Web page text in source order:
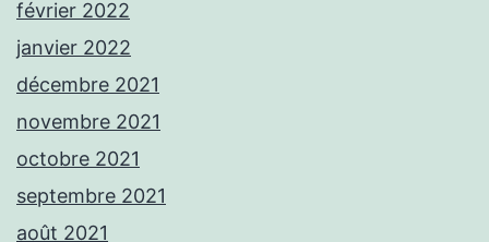
février 2022
janvier 2022
décembre 2021
novembre 2021
octobre 2021
septembre 2021
août 2021